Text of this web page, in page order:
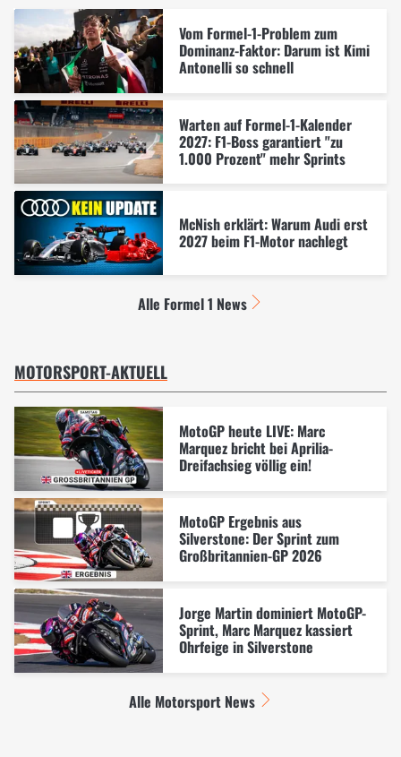
Vom Formel-1-Problem zum
Dominanz-Faktor: Darum ist Kimi
Antonelli so schnell
Warten auf Formel-1-Kalender
2027: F1-Boss garantiert "zu
1.000 Prozent" mehr Sprints
McNish erklärt: Warum Audi erst
2027 beim F1-Motor nachlegt
Alle Formel 1 News
MOTORSPORT-AKTUELL
MotoGP heute LIVE: Marc
Marquez bricht bei Aprilia-
Dreifachsieg völlig ein!
MotoGP Ergebnis aus
Silverstone: Der Sprint zum
Großbritannien-GP 2026
Jorge Martin dominiert MotoGP-
Sprint, Marc Marquez kassiert
Ohrfeige in Silverstone
Alle Motorsport News